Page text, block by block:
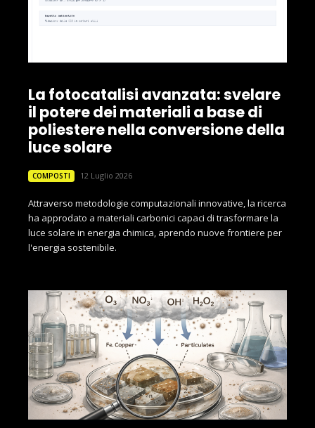
La fotocatalisi avanzata: svelare
il potere dei materiali a base di
poliestere nella conversione della
luce solare
COMPOSTI 12 Luglio 2026
Attraverso metodologie computazionali innovative, la ricerca
ha approdato a materiali carbonici capaci di trasformare la
luce solare in energia chimica, aprendo nuove frontiere per
l'energia sostenibile.